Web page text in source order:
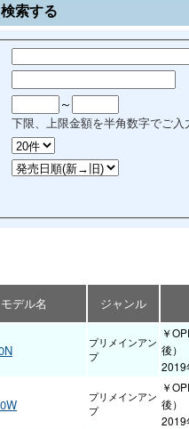
索する
～
下限、上限金額を半角数字でご入
モデル名 ジャンル
プリメインアン
プ
￥
後）
2019
プリメインアン
プ
￥
後）
2019